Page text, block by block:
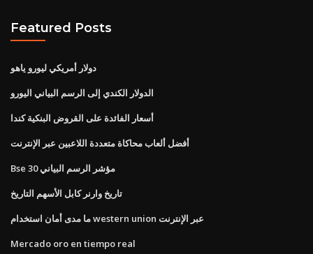
Featured Posts
دولار أمريكي ليورو ياهو
الدولار الكندي إلى الرسم البياني اليورو
أسعار الفائدة على القروض البنكية كندا
أفضل ألعاب محاكاة متعددة اللاعبين عبر الإنترنت
Bse 30 مؤشر الرسم البياني
تاريخ وارنر كابل الأسهم التاريخ
ما مدى أمان استخدام western union عبر الإنترنت
Mercado oro en tiempo real